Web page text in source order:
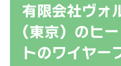
有限会社ヴォ
（東京）のヒ
トのワイヤー